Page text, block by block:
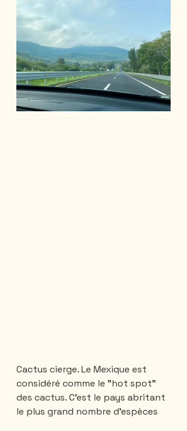
Cactus cierge. Le Mexique est
considéré comme le "hot spot"
des cactus. C'est le pays abritant
le plus grand nombre d'espèces